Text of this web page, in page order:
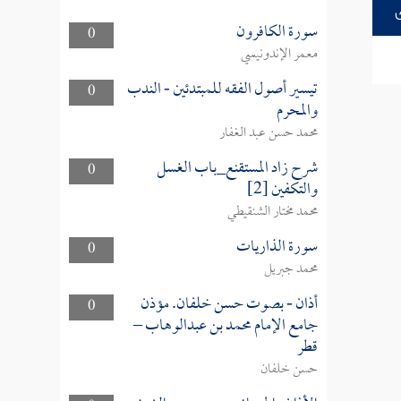
0 سورة الكافرون
معمر الإندونيسي
0
تيسير أصول الفقه للمبتدئين - الندب
والمحرم
محمد حسن عبد الغفار
0
شرح زاد المستقنع_باب الغسل
والتكفين [2]
محمد مختار الشنقيطي
0
سورة الذاريات
محمد جبريل
0
أذان - بصوت حسن خلفان. مؤذن
جامع الإمام محمد بن عبدالوهاب –
قطر
حسن خلفان